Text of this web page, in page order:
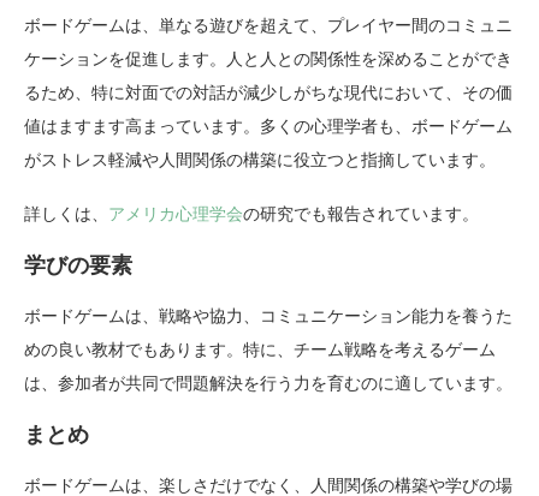
ボードゲームは、単なる遊びを超えて、プレイヤー間のコミュニ
ケーションを促進します。人と人との関係性を深めることができ
るため、特に対面での対話が減少しがちな現代において、その価
値はますます高まっています。多くの心理学者も、ボードゲーム
がストレス軽減や人間関係の構築に役立つと指摘しています。
詳しくは、 アメリカ心理学会の研究でも報告されています。
学びの要素
ボードゲームは、戦略や協力、コミュニケーション能力を養うた
めの良い教材でもあります。特に、チーム戦略を考えるゲーム
は、参加者が共同で問題解決を行う力を育むのに適しています。
まとめ
ボードゲームは、楽しさだけでなく、人間関係の構築や学びの場